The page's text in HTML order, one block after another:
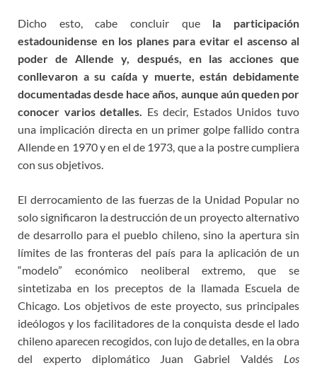
Dicho esto, cabe concluir que la participación
estadounidense en los planes para evitar el ascenso al
poder de Allende y, después, en las acciones que
conllevaron a su caída y muerte, están debidamente
documentadas desde hace años, aunque aún queden por
conocer varios detalles. Es decir, Estados Unidos tuvo
una implicación directa en un primer golpe fallido contra
Allende en 1970 y en el de 1973, que a la postre cumpliera
con sus objetivos.
El derrocamiento de las fuerzas de la Unidad Popular no
solo significaron la destrucción de un proyecto alternativo
de desarrollo para el pueblo chileno, sino la apertura sin
límites de las fronteras del país para la aplicación de un
“modelo” económico neoliberal extremo, que se
sintetizaba en los preceptos de la llamada Escuela de
Chicago. Los objetivos de este proyecto, sus principales
ideólogos y los facilitadores de la conquista desde el lado
chileno aparecen recogidos, con lujo de detalles, en la obra
del experto diplomático Juan Gabriel Valdés Los